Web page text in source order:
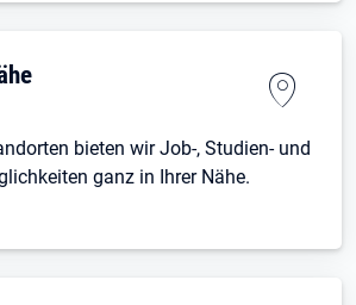
bieten wir Job-, Studien- und
ganz in Ihrer Nähe.